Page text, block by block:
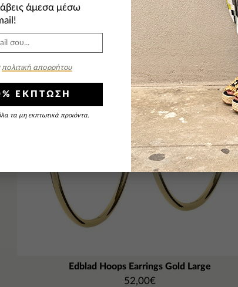
OUT OF STOCK
Edblad Hoops Earrings Gold Large
52,00€
άμεσα μέσω
πολιτική απορρήτου
ΕΚΠΤΩΣΗ
τα μη εκπτωτικά προιόντα.